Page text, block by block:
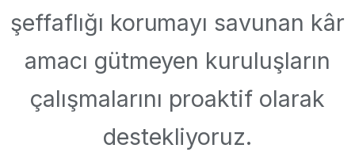
şeffaflığı korumayı savunan kâr
amacı gütmeyen kuruluşların
çalışmalarını proaktif olarak
destekliyoruz.